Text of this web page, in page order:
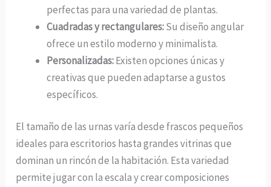
perfectas para una variedad de plantas.
Cuadradas y rectangulares:Su diseño angular
ofrece un estilo moderno y minimalista.
Personalizadas:Existen opciones únicas y
creativas que pueden adaptarse a gustos
específicos.
El tamaño de las urnas varía desde frascos pequeños
ideales para escritorios hasta grandes vitrinas que
dominan un rincón de la habitación. Esta variedad
permite jugar con la escala y crear composiciones